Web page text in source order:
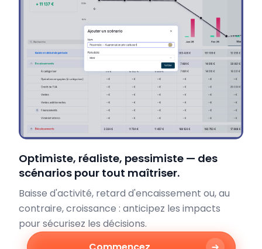
Optimiste, réaliste, pessimiste — des
scénarios pour tout maîtriser.
Baisse d'activité, retard d'encaissement ou, au
contraire, croissance : anticipez les impacts
pour sécurisez les décisions.